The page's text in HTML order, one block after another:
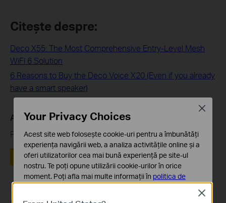
Citește despre:
Deco X55: The Most Comprehensive Entry-Level Mesh
WiFi 6 Solution
6 Reasons to Buy the Deco Voice X20 (Even if you already
have a smart speaker)
A fost util acest FAQ?
Părerea ta ne ajută să îmbunătățim acest site.
Da Nu
Close
Your Privacy Choices
Acest site web folosește cookie-uri pentru a îmbunătăți
experiența navigării web, a analiza activitățile online și a
oferi utilizatorilor cea mai bună experiență pe site-ul
nostru. Te poți opune utilizării cookie-urilor în orice
moment. Poți afla mai multe informații în politica de
Close